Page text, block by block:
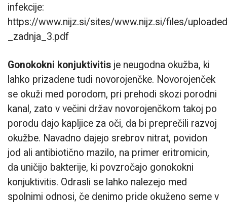
infekcije:
https://www.nijz.si/sites/www.nijz.si/files/
_zadnja_3.pdf
Gonokokni konjuktivitis je neugodna okužba, ki
lahko prizadene tudi novorojenčke. Novorojenček
se okuži med porodom, pri prehodi skozi porodni
kanal, zato v večini držav novorojenčkom takoj po
porodu dajo kapljice za oči, da bi preprečili razvoj
okužbe. Navadno dajejo srebrov nitrat, povidon
jod ali antibiotično mazilo, na primer eritromicin,
da uničijo bakterije, ki povzročajo gonokokni
konjuktivitis. Odrasli se lahko nalezejo med
spolnimi odnosi, če denimo pride okuženo seme v